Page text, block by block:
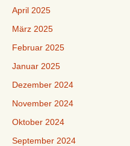
April 2025
März 2025
Februar 2025
Januar 2025
Dezember 2024
November 2024
Oktober 2024
September 2024